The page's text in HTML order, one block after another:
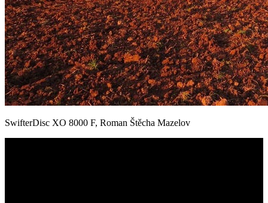
SwifterDisc XO 8000 F, Roman Štěcha Mazelov